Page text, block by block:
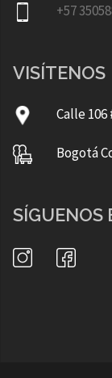
+57
VISÍTENOS
Calle 106
Bogotá
SÍGUENOS